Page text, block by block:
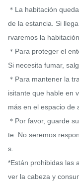
＊La habitación
de la estancia. Si
rvaremos la habitación.
＊Para proteger el
Si necesita fumar,
＊Para mantener la
isitante que hable en
más en el espacio de
＊Por favor, guarde
te. No seremos
s.
*Están prohibidas las
ver la cabeza y